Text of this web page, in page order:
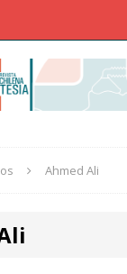
Ahmed Ali